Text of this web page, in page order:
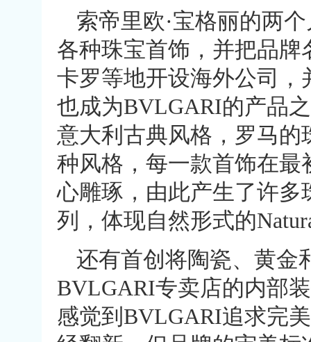
索帝里欧·宝格丽的两
各种珠宝首饰，并把品
卡罗等地开设海外公司
也成为BVLGARI的产品
意大利古典风格，罗马
种风格，每一款首饰在
心雕琢，由此产生了许多
列，体现自然形式的
还有首创将陶瓷、黄金
BVLGARI专卖店的内部
感觉到BVLGARI追求完